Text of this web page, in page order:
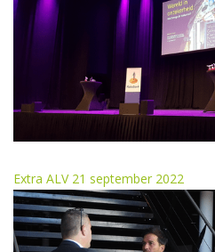
Extra ALV 21 september 2022